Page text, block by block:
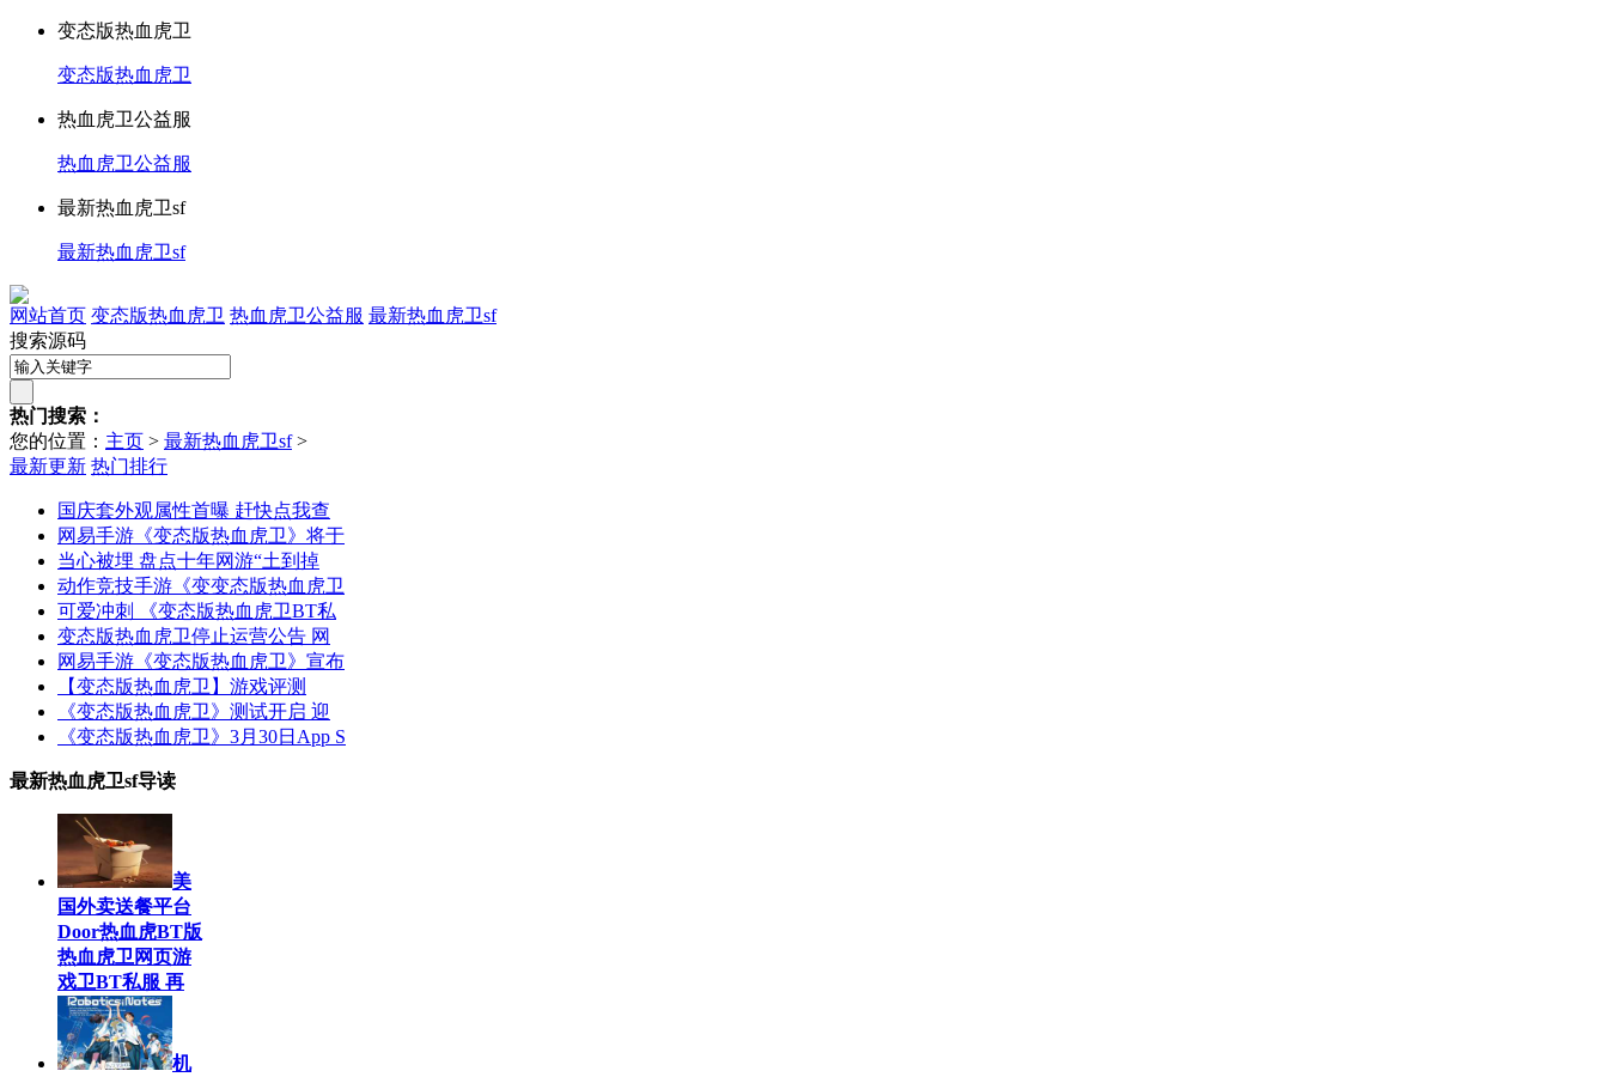
变态版热血虎卫
变态版热血虎卫
热血虎卫公益服
热血虎卫公益服
最新热血虎卫sf
最新热血虎卫sf
网站首页 变态版热血虎卫 热血虎卫公益服 最新热血虎卫sf
搜索源码
热门搜索：
您的位置： 主页 > 最新热血虎卫sf>
最新更新 热门排行
国庆套外观属性首曝 赶快点我查
网易手游《变态版热血虎卫》将于
当心被埋 盘点十年网游“土到掉
动作竞技手游《变变态版热血虎卫
可爱冲刺 《变态版热血虎卫BT私
变态版热血虎卫停止运营公告 网
网易手游《变态版热血虎卫》宣布
【变态版热血虎卫】游戏评测
《变态版热血虎卫》测试开启 迎
《变态版热血虎卫》3月30日App S
最新热血虎卫sf导读
美
国外卖送餐平台
Door热血虎BT版
热血虎卫网页游
戏卫BT私服 再
机